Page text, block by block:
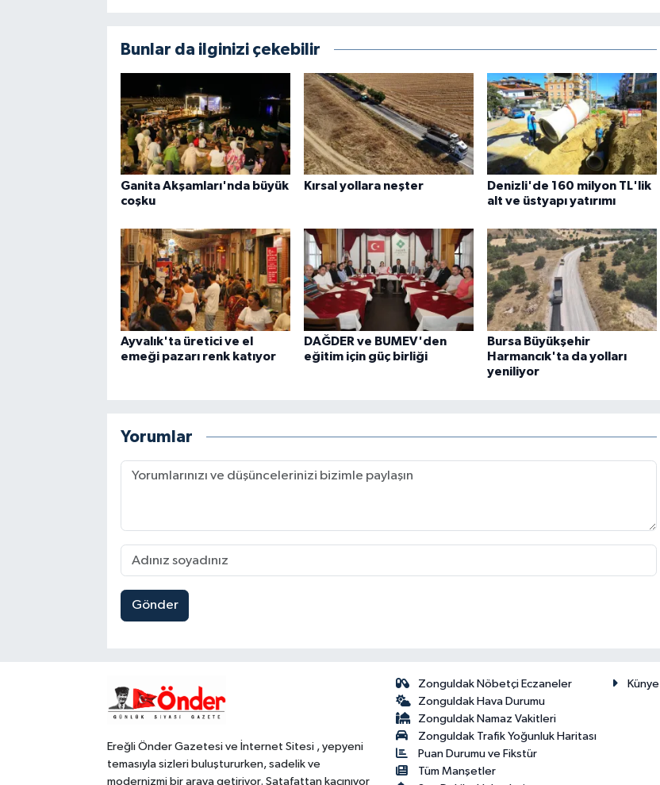
Bunlar da ilginizi çekebilir
Ganita Akşamları'nda büyük
coşku
Kırsal yollara neşter
Denizli'de 160 milyon TL'lik
alt ve üstyapı yatırımı
Ayvalık'ta üretici ve el
emeği pazarı renk katıyor
DAĞDER ve BUMEV'den
eğitim için güç birliği
Bursa Büyükşehir
Harmancık'ta da yolları
yeniliyor
Yorumlar
Gönder
Ereğli Önder Gazetesi ve İnternet Sitesi , yepyeni
temasıyla sizleri buluştururken, sadelik ve
modernizmi bir araya getiriyor. Şatafattan kaçınıyor
Zonguldak Nöbetçi Eczaneler
Zonguldak Hava Durumu
Zonguldak Namaz Vakitleri
Zonguldak Trafik Yoğunluk Haritası
Puan Durumu ve Fikstür
Tüm Manşetler
Künye